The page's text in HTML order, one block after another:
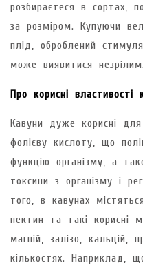
розбираєтеся в сортах,
за розміром. Купуючи
плід, оброблений
може виявитися незрілим.
Про корисні властивості
Кавуни дуже корисні
фолієву кислоту, що
функцію організму, а
токсини з організму і
того, в кавунах
пектин та такі корисні
магній, залізо, кальцій,
кількостях. Наприклад,